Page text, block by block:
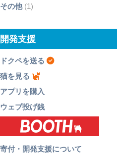
その他(1)
開発支援
ドクペを送る
猫を見る
アプリを購入
ウェブ投げ銭
寄付・開発支援について